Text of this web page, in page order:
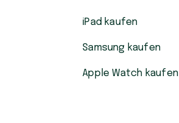
iPad kaufen
Samsung kaufen
Apple Watch kaufen